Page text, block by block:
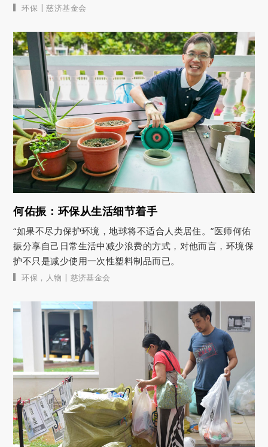
环保 | 慈济基金会
何佑振：环保从生活细节着手
“如果不尽力保护环境，地球将不适合人类居住。”医师何佑
振分享自己日常生活中减少浪费的方式，对他而言，环境保
护不只是减少使用一次性塑料制品而已。
环保 ， 人物 | 慈济基金会